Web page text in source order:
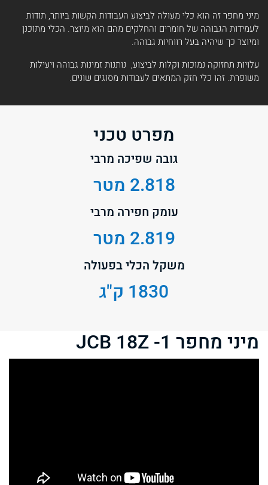
מיני מחפר זה הוא כלי מעולה לביצוע העבודות הקשות ביותר, תודות
לעמידות הגבוהה של חומרים והחלקים מהם הוא מיוצר. הכלי מתוכנן
ומיוצר כך שיהיה בעל רווחיות גבוהה.
עלויות תחזוקה נמוכות וקלות לביצוע, נותנות זמינות גבוהה ויעילות
משופרת. זהו כלי חזק המתאים לעבודות מסוגים שונים.
מפרט טכני
גובה שפיכה מרבי
2.818 מטר
עומק חפירה מרבי
2.819 מטר
משקל הכלי בפעולה
1830 ק"ג
מיני מחפר JCB 18Z -1